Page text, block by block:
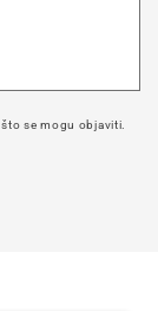
se mogu objaviti.